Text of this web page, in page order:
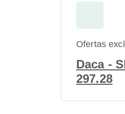
Ofertas
Daca -
297.28